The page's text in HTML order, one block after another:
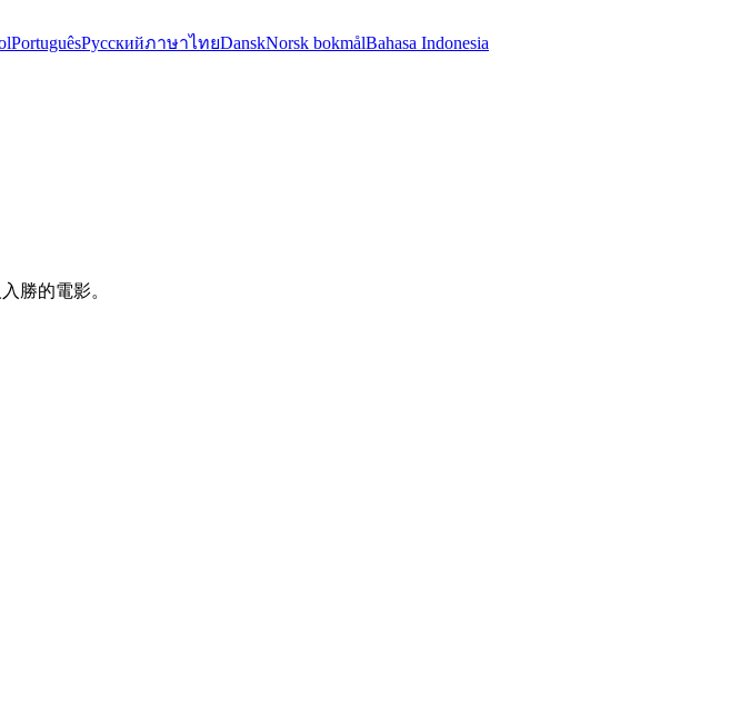
PortuguêsРусскийภาษาไทยDanskNorsk bokmålBahasa Indonesia
勝的電影。